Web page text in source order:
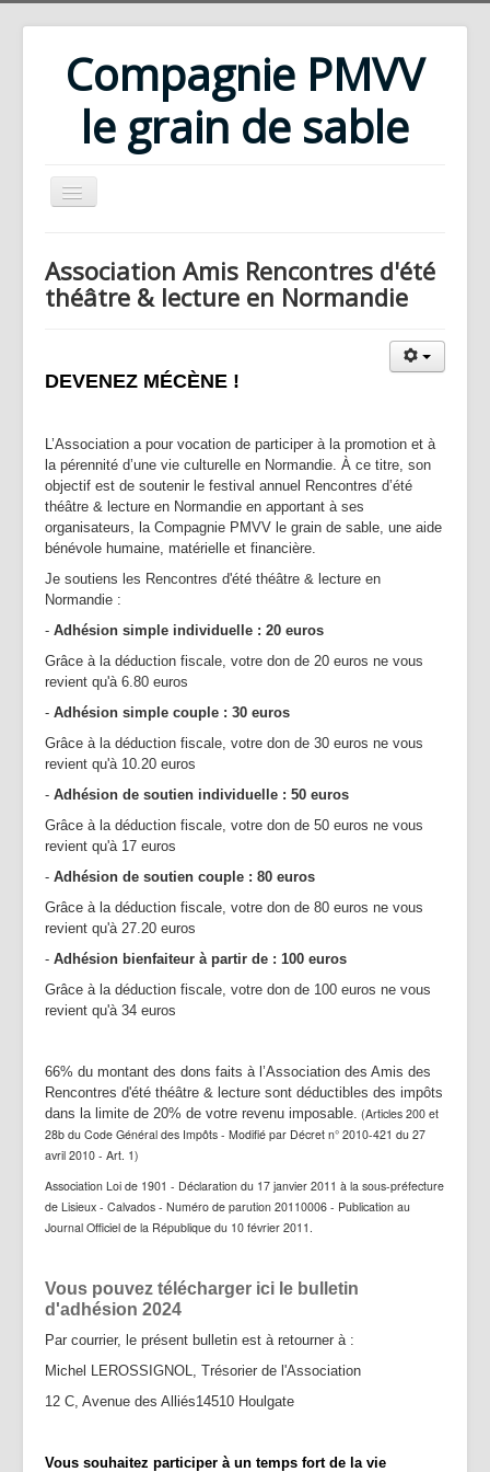
Compagnie PMVV
le grain de sable
Compagnie
Ateliers
Téléchargements
Partenaires | Liens
Presse | Archives
Contact
Association Amis Rencontres d'été
théâtre & lecture en Normandie
DEVENEZ MÉCÈNE !
L’Association a pour vocation de participer à la promotion et à
la pérennité d’une vie culturelle en Normandie. À ce titre, son
objectif est de soutenir le festival annuel Rencontres d’été
théâtre & lecture en Normandie en apportant à ses
organisateurs, la Compagnie PMVV le grain de sable, une aide
bénévole humaine, matérielle et financière.
Je soutiens les Rencontres d'été théâtre & lecture en
Normandie :
- Adhésion simple individuelle : 20 euros
Grâce à la déduction fiscale, votre don de 20 euros ne vous
revient qu'à 6.80 euros
- Adhésion simple couple : 30 euros
Grâce à la déduction fiscale, votre don de 30 euros ne vous
revient qu'à 10.20 euros
- Adhésion de soutien individuelle : 50 euros
Grâce à la déduction fiscale, votre don de 50 euros ne vous
revient qu'à 17 euros
- Adhésion de soutien couple : 80 euros
Grâce à la déduction fiscale, votre don de 80 euros ne vous
revient qu'à 27.20 euros
- Adhésion bienfaiteur à partir de : 100 euros
Grâce à la déduction fiscale, votre don de 100 euros ne vous
revient qu'à 34 euros
66% du montant des dons faits à l’Association des Amis des
Rencontres d'été théâtre & lecture sont déductibles des impôts
dans la limite de 20% de votre revenu imposable. (Articles 200 et
28b du Code Général des Impôts - Modifié par Décret n° 2010-421 du 27
avril 2010 - Art. 1)
Association Loi de 1901 - Déclaration du 17 janvier 2011 à la sous-préfecture
de Lisieux - Calvados - Numéro de parution 20110006 - Publication au
Journal Officiel de la République du 10 février 2011.
Vous pouvez télécharger ici le bulletin
d'adhésion 2024
Par courrier, le présent bulletin est à retourner à :
Michel LEROSSIGNOL, Trésorier de l'Association
12 C, Avenue des Alliés14510 Houlgate
Vous souhaitez participer à un temps fort de la vie